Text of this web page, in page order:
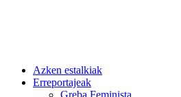
Azken estalkiak
Erreportajeak
Greba Feminista